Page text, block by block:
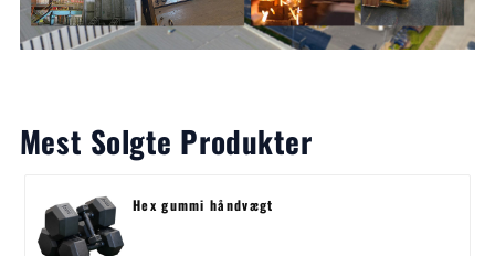
Mest Solgte Produkter
Hex gummi håndvægt